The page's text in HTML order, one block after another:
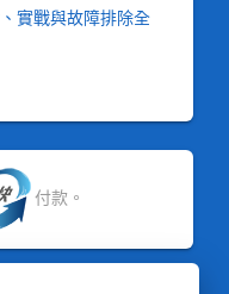
實戰與故障排除全
付款。